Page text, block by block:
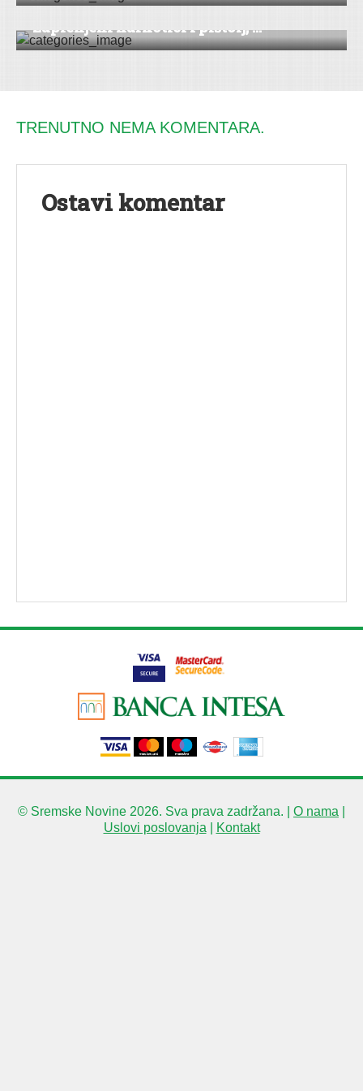
Zaplenjeni narkotici i pištolj, ...
TRENUTNO NEMA KOMENTARA.
Ostavi komentar
© Sremske Novine 2026. Sva prava zadržana. | O nama
Uslovi poslovanja
Kontakt